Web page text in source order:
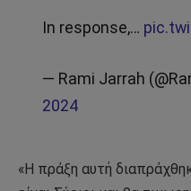
In response,…
— Rami Jarrah
2024
«Η πράξη αυτή